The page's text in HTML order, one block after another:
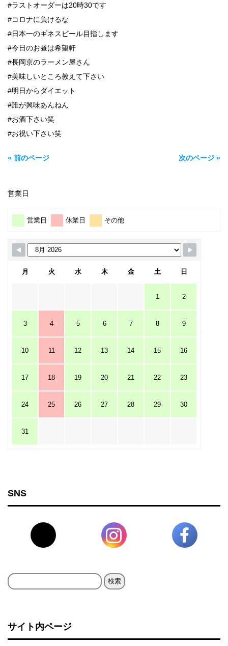
#ラストオーダーは20時30です
#コロナに負けるな
#日本一のギネスビール目指します
#今日のお昼は希望軒
#長岡京のラーメン屋さん
#美味しいところ教えて下さい
#明日からダイエット
#誰が興味あんねん
#お酒下さい笑
#お祝い下さい笑
« 前のページ 次のページ »
営業日
営業日 休業日 その他
月 火 水 木 金 土 日
1 2
3 4 5 6 7 8 9
10 11 12 13 14 15 16
17 18 19 20 21 22 23
24 25 26 27 28 29 30
31
SNS
検
サイト内ページ